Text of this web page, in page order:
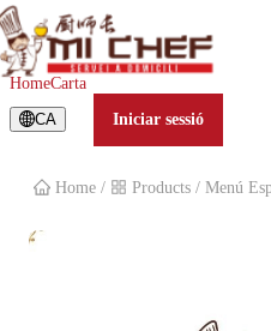
MENÚ 2
HomeCarta
CA
Iniciar sessió
Home / Products / Menú